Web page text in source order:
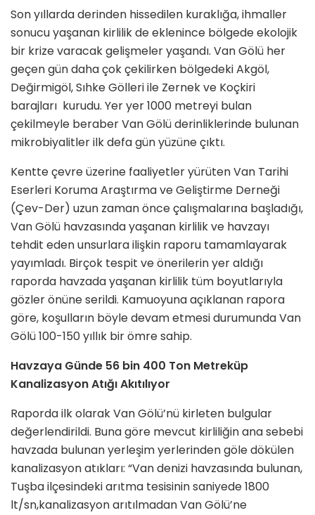
Son yıllarda derinden hissedilen kuraklığa, ihmaller
sonucu yaşanan kirlilik de eklenince bölgede ekolojik
bir krize varacak gelişmeler yaşandı. Van Gölü her
geçen gün daha çok çekilirken bölgedeki Akgöl,
Değirmigöl, Sıhke Gölleri ile Zernek ve Koçkiri
barajları kurudu. Yer yer 1000 metreyi bulan
çekilmeyle beraber Van Gölü derinliklerinde bulunan
mikrobiyalitler ilk defa gün yüzüne çıktı.
Kentte çevre üzerine faaliyetler yürüten Van Tarihi
Eserleri Koruma Araştırma ve Geliştirme Derneği
(Çev-Der) uzun zaman önce çalışmalarına başladığı,
Van Gölü havzasında yaşanan kirlilik ve havzayı
tehdit eden unsurlara ilişkin raporu tamamlayarak
yayımladı. Birçok tespit ve önerilerin yer aldığı
raporda havzada yaşanan kirlilik tüm boyutlarıyla
gözler önüne serildi. Kamuoyuna açıklanan rapora
göre, koşulların böyle devam etmesi durumunda Van
Gölü 100-150 yıllık bir ömre sahip.
Havzaya Günde 56 bin 400 Ton Metreküp
Kanalizasyon Atığı Akıtılıyor
Raporda ilk olarak Van Gölü’nü kirleten bulgular
değerlendirildi. Buna göre mevcut kirliliğin ana sebebi
havzada bulunan yerleşim yerlerinden göle dökülen
kanalizasyon atıkları: “Van denizi havzasında bulunan,
Tuşba ilçesindeki arıtma tesisinin saniyede 1800
lt/sn,kanalizasyon arıtılmadan Van Gölü’ne